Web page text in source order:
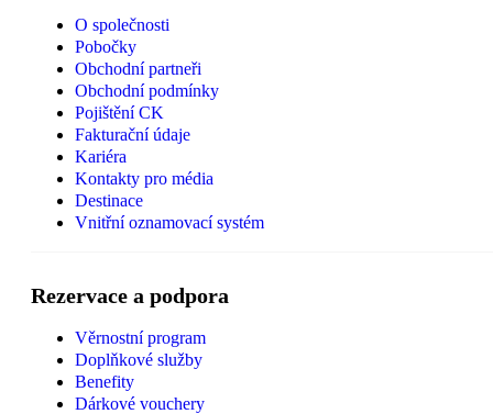
O společnosti
Pobočky
Obchodní partneři
Obchodní podmínky
Pojištění CK
Fakturační údaje
Kariéra
Kontakty pro média
Destinace
Vnitřní oznamovací systém
Rezervace a podpora
Věrnostní program
Doplňkové služby
Benefity
Dárkové vouchery